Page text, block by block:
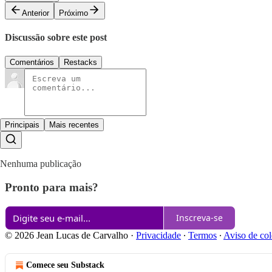
Anterior Próximo
Discussão sobre este post
Comentários Restacks
Principais Mais recentes
Nenhuma publicação
Pronto para mais?
Inscreva-se
© 2026 Jean Lucas de Carvalho · Privacidade ∙ Termos ∙ Aviso de
Comece seu Substack